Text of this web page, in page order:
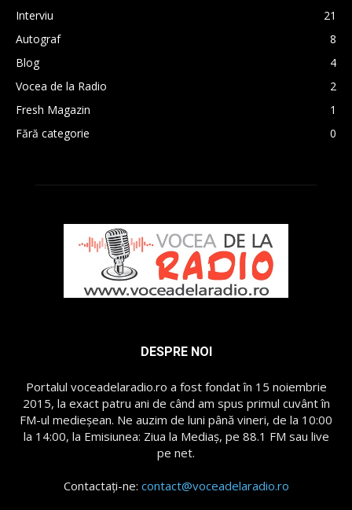
Interviu
21
Autograf
8
Blog
4
Vocea de la Radio
2
Fresh Magazin
1
Fără categorie
0
DESPRE NOI
Portalul voceadelaradio.ro a fost fondat în 15 noiembrie
2015, la exact patru ani de când am spus primul cuvânt în
FM-ul medieșean. Ne auzim de luni până vineri, de la 10:00
la 14:00, la Emisiunea: Ziua la Mediaș, pe 88.1 FM sau live
pe net.
Contactați-ne: contact@voceadelaradio.ro